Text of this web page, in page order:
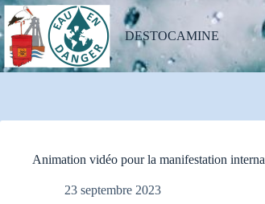
Passer
au
contenu
DESTOCAMINE
Animation vidéo pour la manifestation
23 septembre 2023